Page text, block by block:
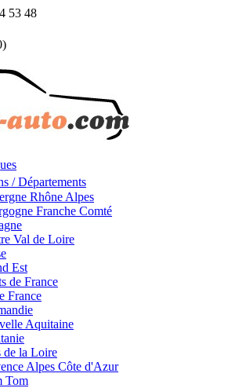
53 48
/ Départements
Rhône Alpes
Franche Comté
Val de Loire
Est
de France
France
Aquitaine
de la Loire
Alpes Côte d'Azur
Tom